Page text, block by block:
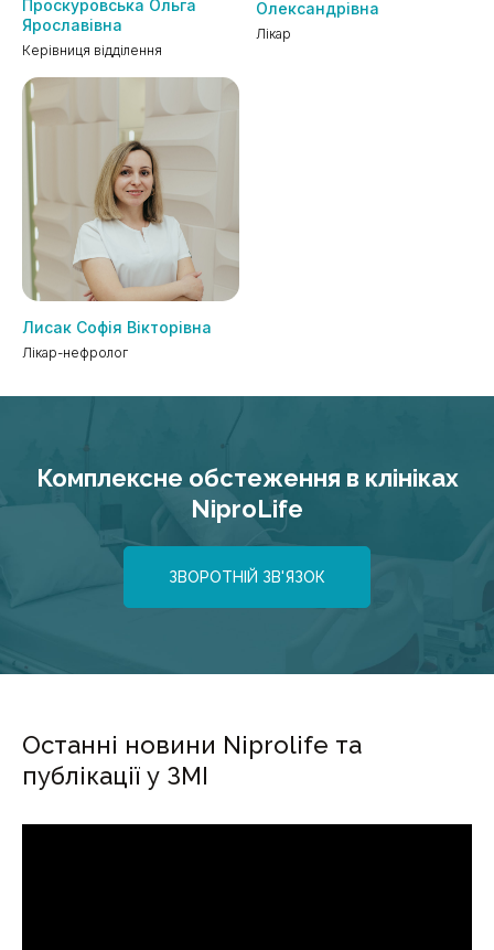
Проскуровська Ольга
Ярославівна
Керівниця відділення
Олександрівна
Лікар
Лисак Софія Вікторівна
Лікар-нефролог
Комплексне обстеження в клініках
NiproLife
ЗВОРОТНІЙ ЗВ'ЯЗОК
Останні новини Niprolife та
публікації у ЗМІ